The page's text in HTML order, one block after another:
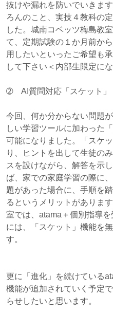
抜けや漏れを防いでいきま
ろんのこと、実技４教科の
した。城南コベッツ梅島教
て、定期試験の１か月前か
用したいといったご希望も
して下さい＜内部生限定にな
➁ AI質問対応「スケット」
今回、何か分からない問題
しい学習ツールに加わった
可能になりました。「スケ
り、ヒントを出して生徒の
スを設けながら、解答を示
ば、家での家庭学習の際に
題があった場合に、手順を
るというメリットがありま
室では、atama＋個別指導
には、「スケット」機能を
す。
更に「進化」を続けている
機能が追加されていく予定
らせしたいと思います。